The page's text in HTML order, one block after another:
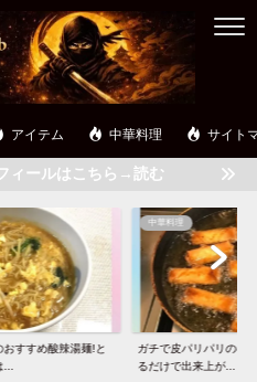
アイテム 中華料理 サイト
ィールはこちら→読む
すすめ酸辣湯麺!と
...
中華料理
ガチで皮パリパリの春
るだけで出来上が...